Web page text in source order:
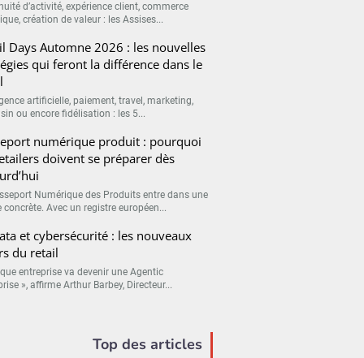
d’activité, expérience client, commerce
création de valeur : les Assises...
Days Automne 2026 : les nouvelles
qui feront la différence dans le
artificielle, paiement, travel, marketing,
ou encore fidélisation : les 5...
numérique produit : pourquoi
doivent se préparer dès
Numérique des Produits entre dans une
concrète. Avec un registre européen...
et cybersécurité : les nouveaux
du retail
entreprise va devenir une Agentic
», affirme Arthur Barbey, Directeur...
Top des articles